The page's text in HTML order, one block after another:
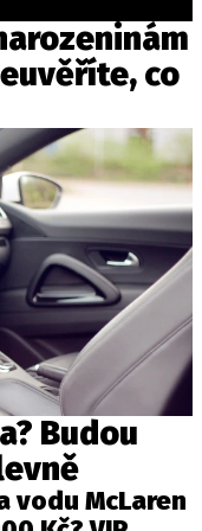
co
Budou
vodu McLaren